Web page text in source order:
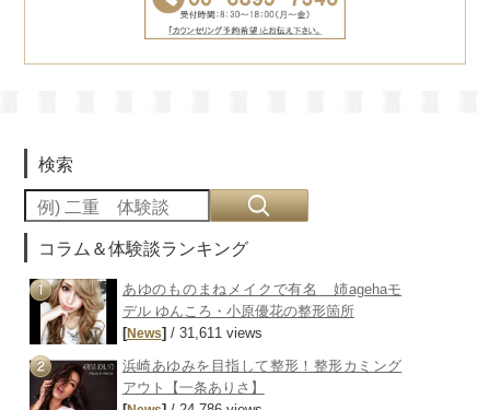
検索
コラム＆体験談ランキング
あゆのものまねメイクで有名 姉agehaモ
デル ゆんころ・小原優花の整形箇所
[News]/ 31,611 views
浜崎あゆみを目指して整形！整形カミング
アウト【一条ありさ】